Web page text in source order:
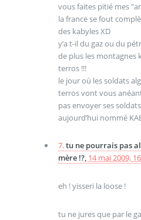
vous faites pitié mes
la france se fout
des kabyles XD
y’a t-il du gaz ou du
de plus les montagnes
terros !!!
le jour où les soldats
terros vont vous
pas envoyer ses
aujourd’hui nommé
7.tu ne pourrais pas
mère !?, 14 mai 2009,
eh ! yisseri la loose !
tu ne jures que par le